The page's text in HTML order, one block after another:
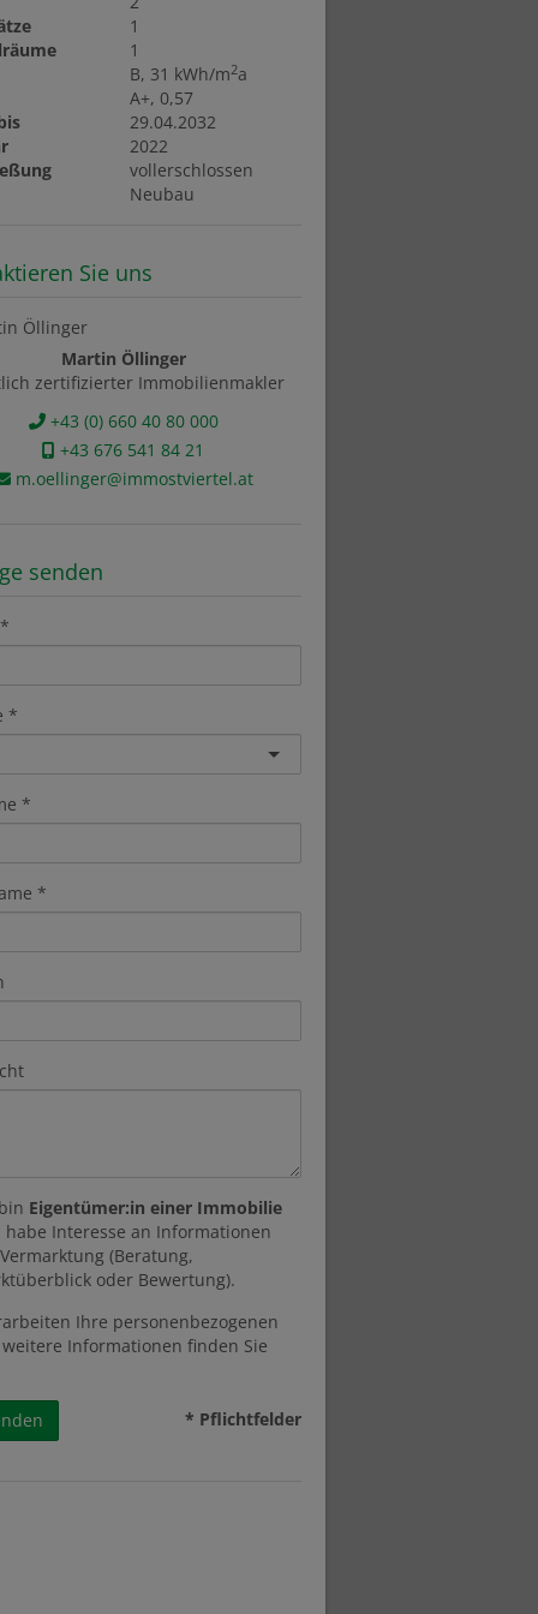
1
1
B, 31 kWh/m2a
A+, 0,57
29.04.2032
2022
vollerschlossen
Neubau
Sie uns
Martin Öllinger
zertifizierter Immobilienmakler
+43 (0) 660 40 80 000
+43 676 541 84 21
m.oellinger@immostviertel.at
senden
Eigentümer:in einer Immobilie
habe Interesse an Informationen
(Beratung,
oder Bewertung).
Ihre personenbezogenen
Informationen finden Sie
* Pflichtfelder